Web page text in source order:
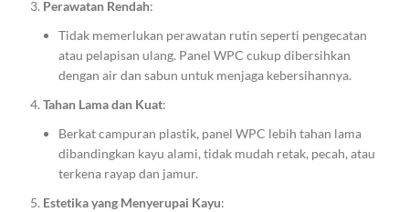
Perawatan Rendah:
Tidak memerlukan perawatan rutin seperti pengecatan
atau pelapisan ulang. Panel WPC cukup dibersihkan
dengan air dan sabun untuk menjaga kebersihannya.
Tahan Lama dan Kuat:
Berkat campuran plastik, panel WPC lebih tahan lama
dibandingkan kayu alami, tidak mudah retak, pecah, atau
terkena rayap dan jamur.
Estetika yang Menyerupai Kayu: